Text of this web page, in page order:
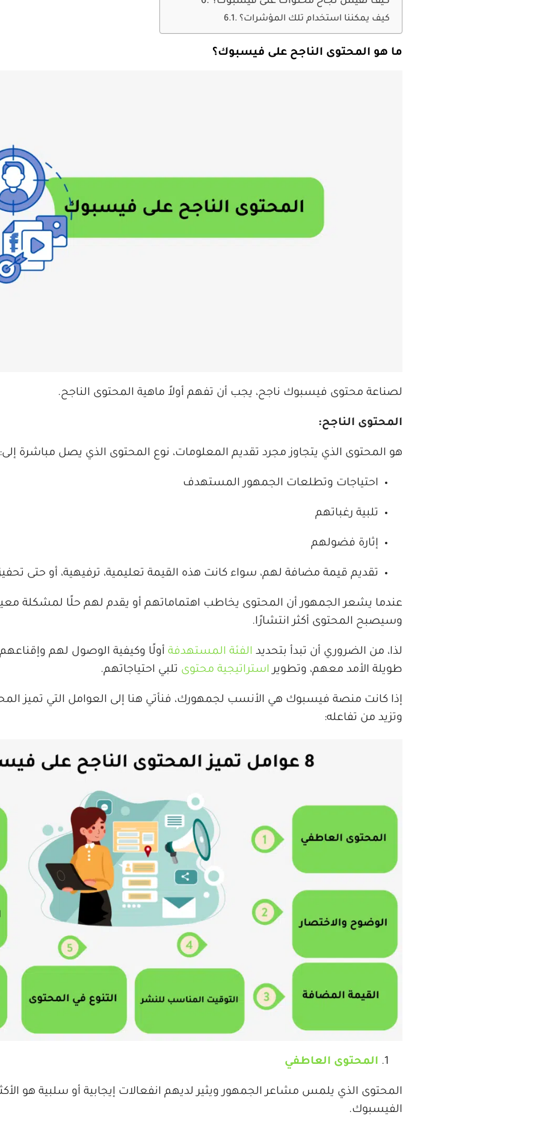
كيف يمكننا استخدام تلك المؤشرات؟
ما هو المحتوى الناجح على فيسبوك؟
لصناعة محتوى فيسبوك ناجح، يجب أن تفهم أولاً ماهية المحتوى الناجح.
المحتوى الناجح:
هو المحتوى الذي يتجاوز مجرد تقديم المعلومات، نوع المحتوى الذي يصل مباشرة إلى:
احتياجات وتطلعات الجمهور المستهدف
تلبية رغباتهم
إثارة فضولهم
تقديم قيمة مضافة لهم، سواء كانت هذه القيمة تعليمية، ترفيهية، أو حتى
عندما يشعر الجمهور أن المحتوى يخاطب اهتماماتهم أو يقدم لهم حلًا لمشكلة
وسيصبح المحتوى أكثر انتشارًا.
لذا، من الضروري أن تبدأ بتحديد الفئة المستهدفة أولًا وكيفية الوصول لهم
طويلة الأمد معهم، وتطوير استراتيجية محتوى تلبي احتياجاتهم.
إذا كانت منصة فيسبوك هي الأنسب لجمهورك، فنأتي هنا إلى العوامل التي تميز
وتزيد من تفاعله:
المحتوى العاطفي
المحتوى الذي يلمس مشاعر الجمهور ويثير لديهم انفعالات إيجابية أو سلبية هو
الفيسبوك.